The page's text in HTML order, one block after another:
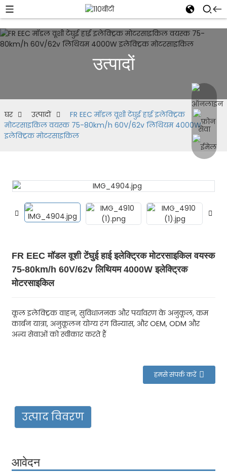
उत्पादों
घर उत्पादों
FR EEC मॉडल वूशी टेंघुई हाई इलेक्ट्रिक
मोटरसाइकिल वयस्क 75-80km/h 60V/62v लिथियम 4000W
इलेक्ट्रिक मोटरसाइकिल
FR EEC मॉडल वूशी टेंघुई हाई इलेक्ट्रिक मोटरसाइकिल वयस्क
75-80km/h 60V/62v लिथियम 4000W इलेक्ट्रिक
मोटरसाइकिल
कूल इलेक्ट्रिक वाहन, सुविधाजनक और पर्यावरण के अनुकूल, कम
कार्बन यात्रा, अनुकूलन योग्य रंग विन्यास, और OEM, ODM और
अन्य सेवाओं को स्वीकार करते हैं
हमसे संपर्क करें
उत्पाद विवरण
आवेदन